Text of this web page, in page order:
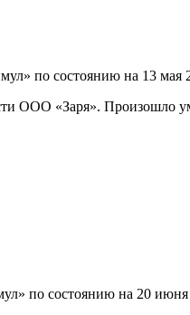
по состоянию на 13 мая
ООО «Заря». Произошло
по состоянию на 20 июня